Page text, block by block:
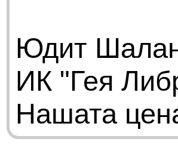
Юдит
ИК "Гея
Нашата